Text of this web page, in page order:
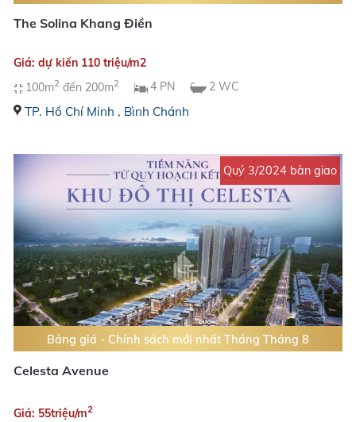
The Solina Khang Điền
Giá: dự kiến 110 triệu/m2
100m2 đến 200m2 4 PN 2 WC
TP. Hồ Chí Minh , Bình Chánh
Quý 3/2024 bàn giao
Bảng giá - Chính sách mới nhất Tháng Tháng 8
Celesta Avenue
Giá: 55triệu/m2